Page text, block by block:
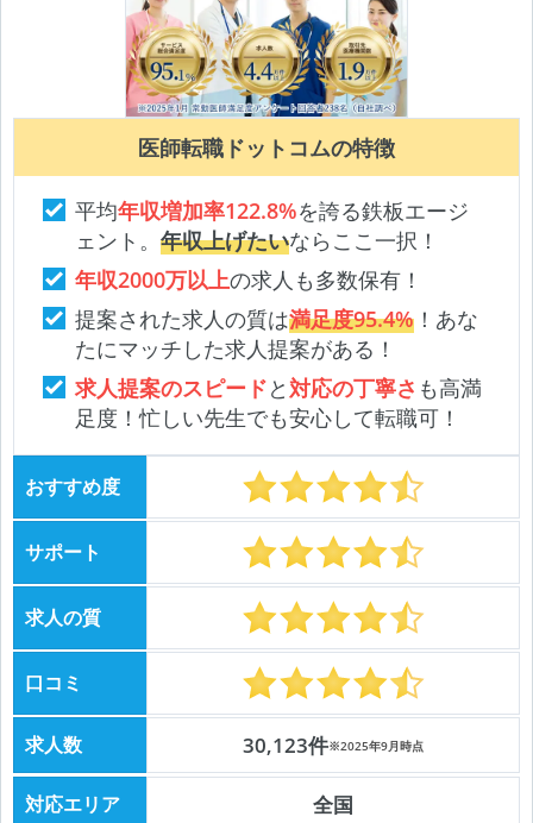
医師転職ドットコムの特徴
平均年収増加率122.8%を誇る鉄板エージ
ェント。 年収上げたいならここ一択！
年収2000万以上の求人も多数保有！
提案された求人の質は満足度95.4%！あな
たにマッチした求人提案がある！
求人提案のスピードと対応の丁寧さ も高満
足度！忙しい先生でも安心して転職可！
おすすめ度
サポート
求人の質
口コミ
求人数 30,123件※2025年9月時点
対応エリア 全国